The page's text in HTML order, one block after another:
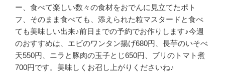
ー、食べて楽しい数々の食材をおでんに見立てたポト
フ、そのまま食べても、添えられた粒マスタードと食べ
ても美味しい出来♪前日までの予約でお作りします♪今週
のおすすめは、エビのワンタン揚げ680円、長芋のいそべ
天550円、ニラと豚肉の玉子とじ650円、ブリのトマト煮
700円です。美味しくお召し上がりくださいね♪